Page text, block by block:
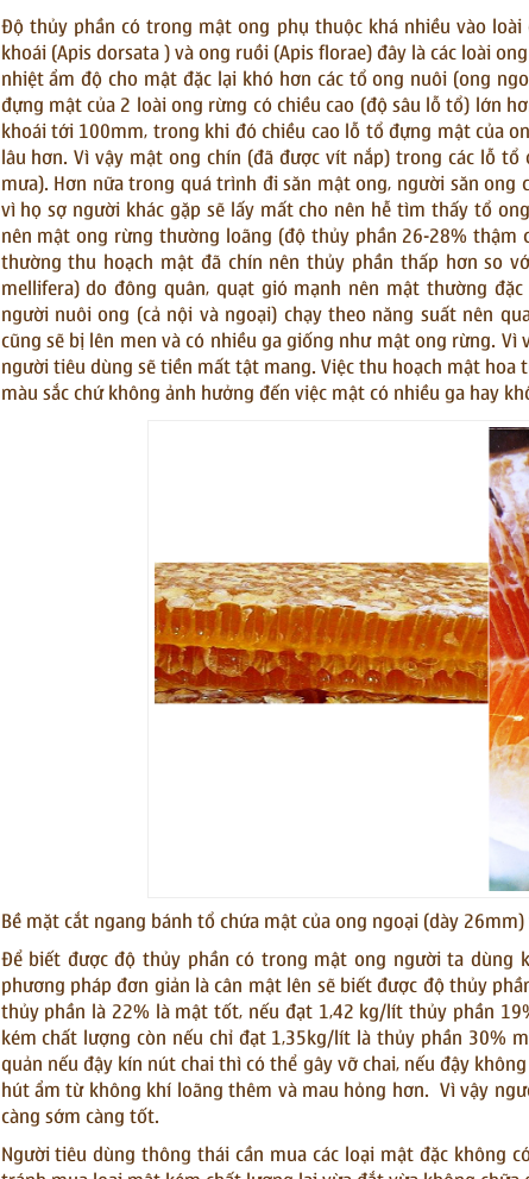
Độ thủy phần có trong mật ong phụ thuộc khá nhiều vào
khoái (Apis dorsata ) và ong ruồi (Apis florae) đây là các loài
nhiệt ẩm độ cho mật đặc lại khó hơn các tổ ong nuôi (ong
đựng mật của 2 loài ong rừng có chiều cao (độ sâu lỗ tổ) lớn
khoái tới 100mm, trong khi đó chiều cao lỗ tổ đựng mật của
lâu hơn. Vì vậy mật ong chín (đã được vít nắp) trong các lỗ
mưa). Hơn nữa trong quá trình đi săn mật ong, người săn
vì họ sợ người khác gặp sẽ lấy mất cho nên hễ tìm thấy tổ
nên mật ong rừng thường loãng (độ thủy phần 26-28% thậm
thường thu hoạch mật đã chín nên thủy phần thấp hơn so
mellifera) do đông quân, quạt gió mạnh nên mật thường
người nuôi ong (cả nội và ngoại) chạy theo năng suất nên
cũng sẽ bị lên men và có nhiều ga giống như mật ong rừng.
người tiêu dùng sẽ tiền mất tật mang. Việc thu hoạch mật
màu sắc chứ không ảnh hưởng đến việc mật có nhiều ga hay
Bề mặt cắt ngang bánh tổ chứa mật của ong ngoại (dày
Để biết được độ thủy phần có trong mật ong người ta dùng
phương pháp đơn giản là cân mật lên sẽ biết được độ thủy
thủy phần là 22% là mật tốt, nếu đạt 1,42 kg/lít thủy phần
kém chất lượng còn nếu chỉ đạt 1,35kg/lít là thủy phần 30%
quản nếu đậy kín nút chai thì có thể gây vỡ chai, nếu đậy
hút ẩm từ không khí loãng thêm và mau hỏng hơn. Vì vậy
càng sớm càng tốt.
Người tiêu dùng thông thái cần mua các loại mật đặc không